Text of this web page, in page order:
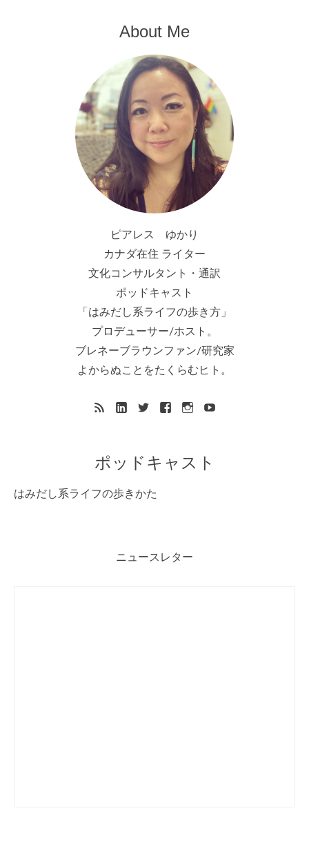
About Me
ピアレス ゆかり
カナダ在住 ライター
文化コンサルタント・通訳
ポッドキャスト
「はみだし系ライフの歩き方」
プロデューサー/ホスト。
ブレネーブラウンファン/研究家
よからぬことをたくらむヒト。
ポッドキャスト
はみだし系ライフの歩きかた
ニュースレター